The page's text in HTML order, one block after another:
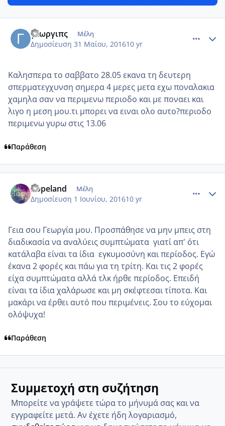
γεωργιπς Μέλη
Δημοσίευση 31 Μαίου, 201610 yr
Καλησπερα το σαββατο 28.05 εκανα τη δευτερη
σπερματεγχυνση σημερα 4 μερες μετα εχω ποναλακια
χαμηλα σαν να περιμενω περιοδο και με ποναει και
λιγο η μεση μου.τι μπορει να ειναι ολο αυτο?περιοδο
περιμενω γυρω στις 13.06
Παράθεση
hopeland Μέλη
Δημοσίευση 1 Ιουνίου, 201610 yr
Γεια σου Γεωργία μου. Προσπάθησε να μην μπεις στη
διαδικασία να αναλύεις συμπτώματα γιατί απ' ότι
κατάλαβα είναι τα ίδια εγκυμοσύνη και περίοδος. Εγώ
έκανα 2 φορές και πάω για τη τρίτη. Και τις 2 φορές
είχα συμπτώματα αλλά τλκ ήρθε περίοδος. Επειδή
είναι τα ίδια χαλάρωσε και μη σκέφτεσαι τίποτα. Και
μακάρι να έρθει αυτό που περιμένεις. Σου το εύχομαι
ολόψυχα!
Παράθεση
Συμμετοχή στη συζήτηση
Μπορείτε να γράψετε τώρα το μήνυμά σας και να
εγγραφείτε μετά. Αν έχετε ήδη λογαριασμό,